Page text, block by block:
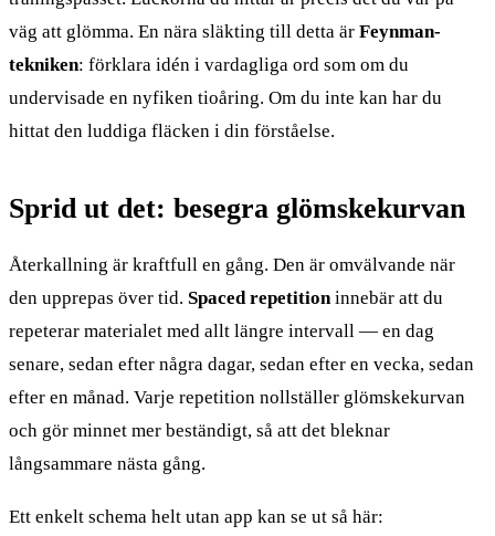
väg att glömma. En nära släkting till detta är Feynman-
tekniken: förklara idén i vardagliga ord som om du
undervisade en nyfiken tioåring. Om du inte kan har du
hittat den luddiga fläcken i din förståelse.
Sprid ut det: besegra glömskekurvan
Återkallning är kraftfull en gång. Den är omvälvande när
den upprepas över tid. Spaced repetitioninnebär att du
repeterar materialet med allt längre intervall — en dag
senare, sedan efter några dagar, sedan efter en vecka, sedan
efter en månad. Varje repetition nollställer glömskekurvan
och gör minnet mer beständigt, så att det bleknar
långsammare nästa gång.
Ett enkelt schema helt utan app kan se ut så här: